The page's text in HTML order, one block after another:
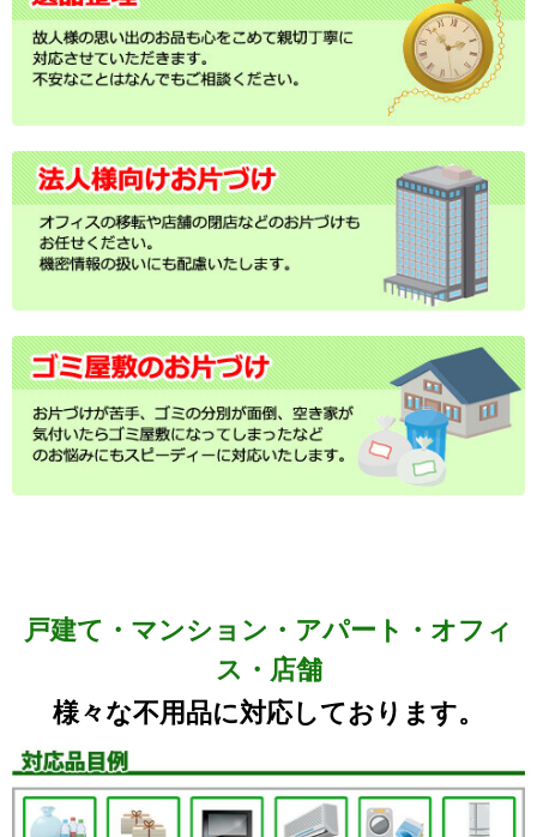
戸建て・マンション・アパート・オフィ
ス・店舗
様々な不用品に対応しております。